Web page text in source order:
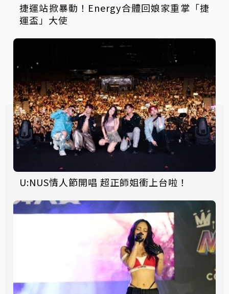
捷運站掀暴動！Energy合體回娘家重掌「捷
運盃」大使
U:NUS情人節開唱 超正師姐衝上台啦！